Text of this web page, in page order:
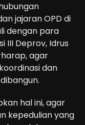
jajaran OPD di
dengan para
III Deprov, Idrus
agar
dan
hal ini, agar
kepedulian yang